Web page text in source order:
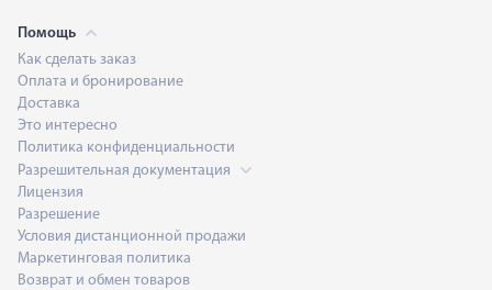
Помощь
Как сделать заказ
Оплата и бронирование
Доставка
Это интересно
Политика конфиденциальности
Разрешительная документация
Лицензия
Разрешение
Условия дистанционной продажи
Маркетинговая политика
Возврат и обмен товаров